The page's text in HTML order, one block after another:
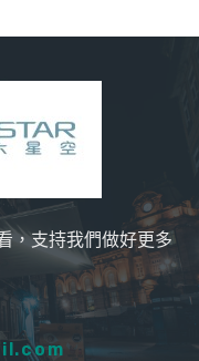
，支持我們做好更多